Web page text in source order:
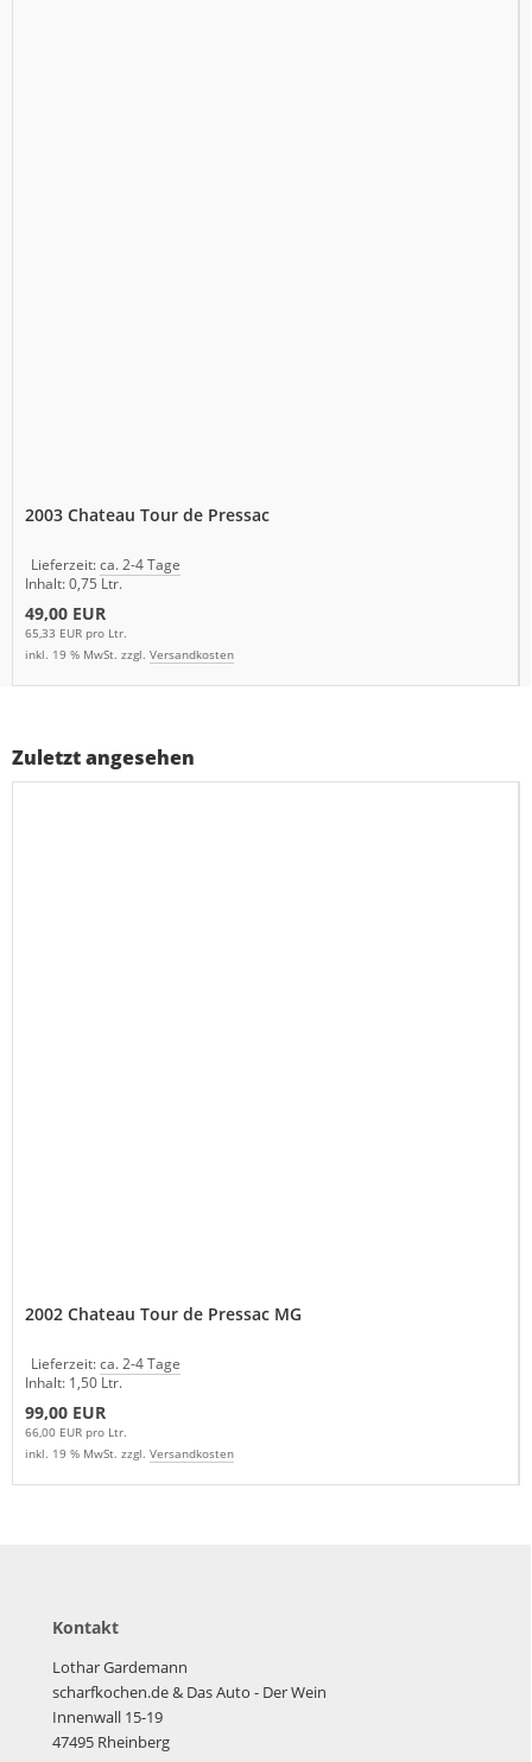
2003 Chateau Tour de Pressac
Lieferzeit:ca. 2-4 Tage
Inhalt: 0,75 Ltr.
49,00 EUR
65,33 EUR pro Ltr.
inkl. 19 % MwSt. zzgl. Versandkosten
Zuletzt angesehen
2002 Chateau Tour de Pressac MG
Lieferzeit:ca. 2-4 Tage
Inhalt: 1,50 Ltr.
99,00 EUR
66,00 EUR pro Ltr.
inkl. 19 % MwSt. zzgl. Versandkosten
Kontakt
Lothar Gardemann
scharfkochen.de& Das Auto - Der Wein
Innenwall 15-19
47495 Rheinberg